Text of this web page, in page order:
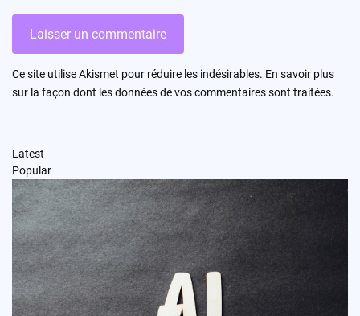
Ce site utilise Akismet pour réduire les indésirables. En savoir plus
sur la façon dont les données de vos commentaires sont traitées.
Latest
Popular